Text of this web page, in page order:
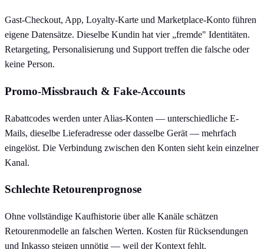
Gast-Checkout, App, Loyalty-Karte und Marketplace-Konto führen
eigene Datensätze. Dieselbe Kundin hat vier „fremde" Identitäten.
Retargeting, Personalisierung und Support treffen die falsche oder
keine Person.
Promo-Missbrauch & Fake-Accounts
Rabattcodes werden unter Alias-Konten — unterschiedliche E-
Mails, dieselbe Lieferadresse oder dasselbe Gerät — mehrfach
eingelöst. Die Verbindung zwischen den Konten sieht kein einzelner
Kanal.
Schlechte Retourenprognose
Ohne vollständige Kaufhistorie über alle Kanäle schätzen
Retourenmodelle an falschen Werten. Kosten für Rücksendungen
und Inkasso steigen unnötig — weil der Kontext fehlt.